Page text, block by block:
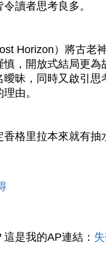
讀者思考良多。
Horizon）將古老
慎，開放式結局更
曖昧，同時又啟引
由。
格里拉本來就有抽
是我的AP連結：